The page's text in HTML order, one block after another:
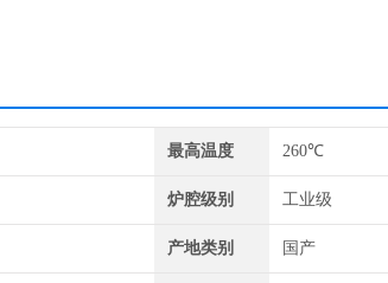
最高温度 260℃
炉腔级别 工业级
产地类别 国产